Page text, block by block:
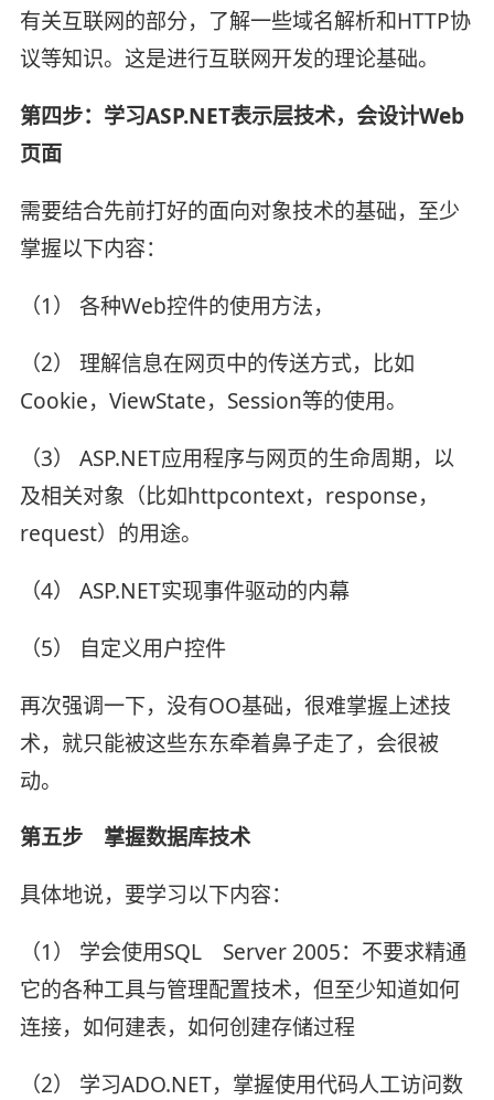
有关互联网的部分，了解一些域名解析和HTTP协
议等知识。这是进行互联网开发的理论基础。
第四步：学习ASP.NET表示层技术，会设计Web
页面
需要结合先前打好的面向对象技术的基础，至少
掌握以下内容：
（1） 各种Web控件的使用方法，
（2） 理解信息在网页中的传送方式，比如
Cookie，ViewState，Session等的使用。
（3） ASP.NET应用程序与网页的生命周期，以
及相关对象（比如httpcontext，response，
request）的用途。
（4） ASP.NET实现事件驱动的内幕
（5） 自定义用户控件
再次强调一下，没有OO基础，很难掌握上述技
术，就只能被这些东东牵着鼻子走了，会很被
动。
第五步 掌握数据库技术
具体地说，要学习以下内容：
（1） 学会使用SQL Server 2005：不要求精通
它的各种工具与管理配置技术，但至少知道如何
连接，如何建表，如何创建存储过程
（2） 学习ADO.NET，掌握使用代码人工访问数